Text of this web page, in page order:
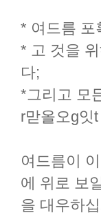
* 여드름 포
* 고 것을
다;
*그리고 모
r맏올오g잇
여드름이
에 위로 보
을 대우하